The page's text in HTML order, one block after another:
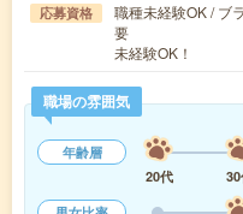
応募資格
職種未経験OK / ブ
要
未経験OK！
職場の雰囲気
年齢層
20代